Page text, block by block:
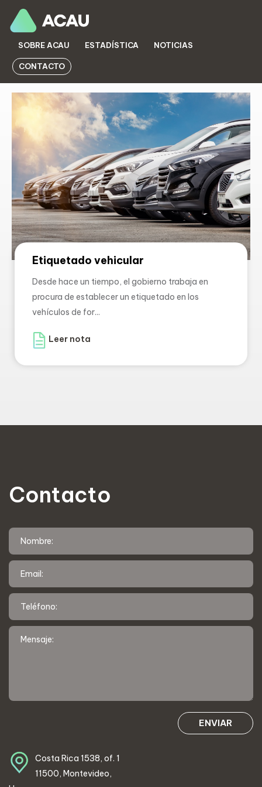
SOBRE ACAU ESTADÍSTICA NOTICIAS
CONTACTO
NOTICIAS
Etiquetado vehicular
Desde hace un tiempo, el gobierno trabaja en
procura de establecer un etiquetado en los
vehículos de for...
Leer nota
Contacto
ENVIAR
Costa Rica 1538, of. 1
11500, Montevideo,